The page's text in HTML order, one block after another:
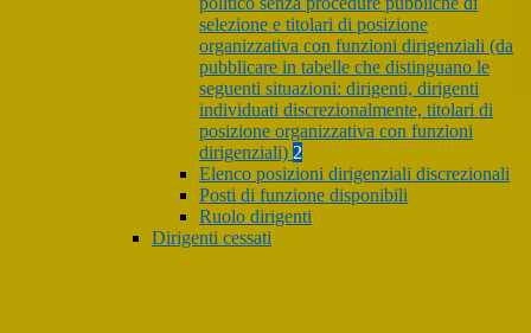
selezione e titolari di posizione
organizzativa con funzioni dirigenziali (da
pubblicare in tabelle che distinguano le
seguenti situazioni: dirigenti, dirigenti
individuati discrezionalmente, titolari di
posizione organizzativa con funzioni
dirigenziali) 2
Elenco posizioni dirigenziali discrezionali
Posti di funzione disponibili
Ruolo dirigenti
Dirigenti cessati